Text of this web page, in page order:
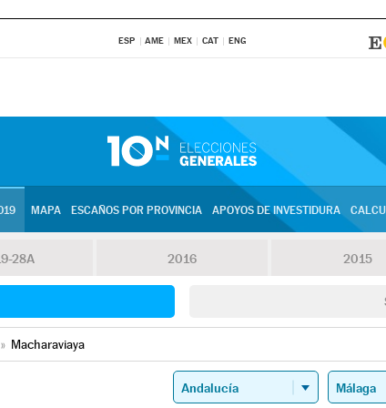
ESP AME MEX CAT ENG
MAPA ESCAÑOS POR PROVINCIA APOYOS DE INVESTIDURA
28A 2016 2015
» Macharaviaya